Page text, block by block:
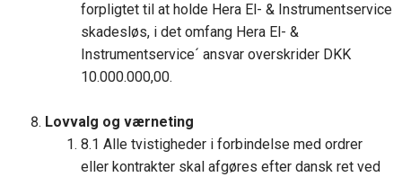
forpligtet til at holde Hera El- & Instrumentservice
skadesløs, i det omfang Hera El- &
Instrumentservice´ ansvar overskrider DKK
10.000.000,00.
Lovvalg og værneting
8.1 Alle tvistigheder i forbindelse med ordrer
eller kontrakter skal afgøres efter dansk ret ved